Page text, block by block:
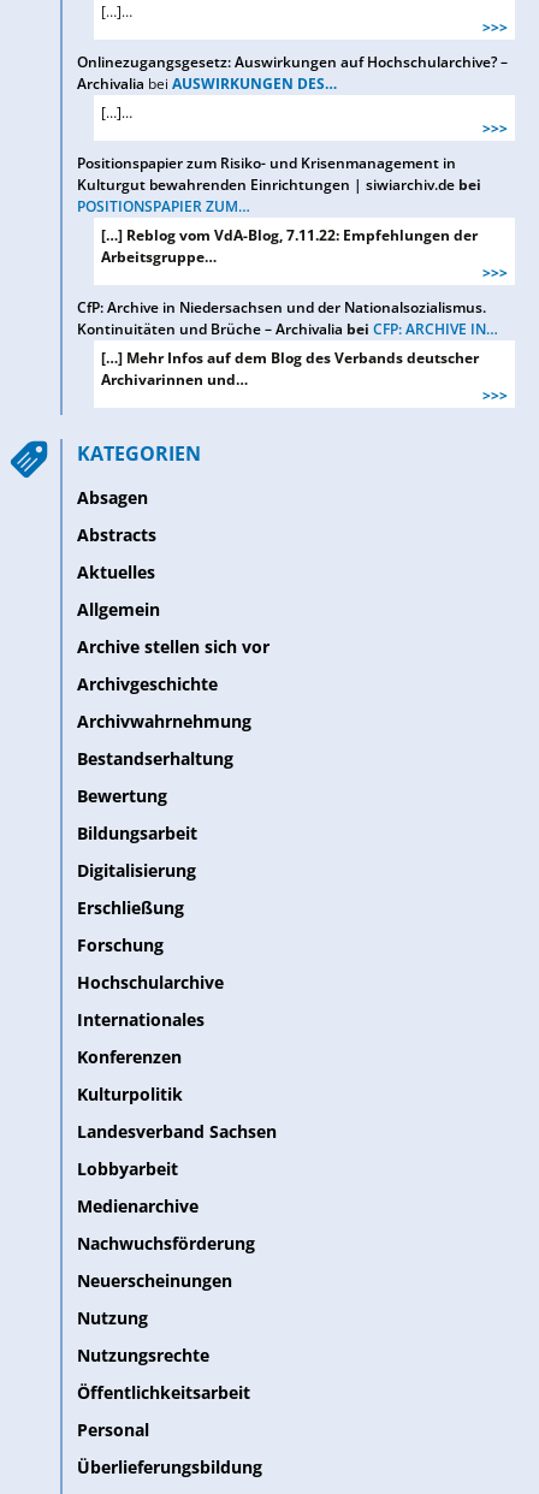
[…]…
>>>
Onlinezugangsgesetz: Auswirkungen auf Hochschularchive? –
Archivalia bei AUSWIRKUNGEN DES…
[…]…
>>>
Positionspapier zum Risiko- und Krisenmanagement in
Kulturgut bewahrenden Einrichtungen | siwiarchiv.de bei
POSITIONSPAPIER ZUM…
[…] Reblog vom VdA-Blog, 7.11.22: Empfehlungen der
Arbeitsgruppe…
>>>
CfP: Archive in Niedersachsen und der Nationalsozialismus.
Kontinuitäten und Brüche – Archivalia bei CFP: ARCHIVE IN…
[…] Mehr Infos auf dem Blog des Verbands deutscher
Archivarinnen und…
>>>
KATEGORIEN
Absagen
Abstracts
Aktuelles
Allgemein
Archive stellen sich vor
Archivgeschichte
Archivwahrnehmung
Bestandserhaltung
Bewertung
Bildungsarbeit
Digitalisierung
Erschließung
Forschung
Hochschularchive
Internationales
Konferenzen
Kulturpolitik
Landesverband Sachsen
Lobbyarbeit
Medienarchive
Nachwuchsförderung
Neuerscheinungen
Nutzung
Nutzungsrechte
Öffentlichkeitsarbeit
Personal
Überlieferungsbildung